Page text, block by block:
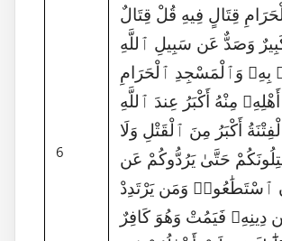
6
قِتَالٍ فِيهِ قُلْ قِتَالٌ
وَصَدٌّ عَن سَبِيلِ ٱللَّهِ
وَٱلْمَسْجِدِ ٱلْحَرَامِ
مِنْهُ أَكْبَرُ عِندَ ٱللَّهِ
أَكْبَرُ مِنَ ٱلْقَتْلِ وَلَا
حَتَّىٰ يَرُدُّوكُمْ عَن
ٱسْتَطَٰعُوا۟ وَمَن يَرْتَدِدْ
دِينِهِۦ فَيَمُتْ وَهُوَ كَافِرٌ